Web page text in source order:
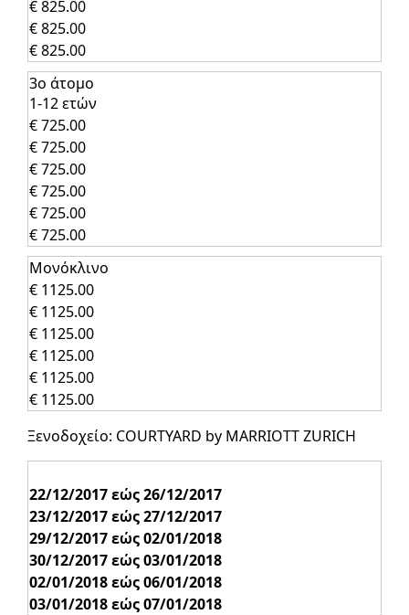
€ 825.00
€ 825.00
€ 825.00
3ο άτομο
1-12 ετών
€ 725.00
€ 725.00
€ 725.00
€ 725.00
€ 725.00
€ 725.00
Μονόκλινο
€ 1125.00
€ 1125.00
€ 1125.00
€ 1125.00
€ 1125.00
€ 1125.00
Ξενοδοχείο: COURTYARD by MARRIOTT ZURICH
22/12/2017 εώς 26/12/2017
23/12/2017 εώς 27/12/2017
29/12/2017 εώς 02/01/2018
30/12/2017 εώς 03/01/2018
02/01/2018 εώς 06/01/2018
03/01/2018 εώς 07/01/2018